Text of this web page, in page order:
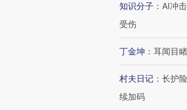
知识分子 ： AI冲
受伤
丁金坤 ： 耳闻目
村夫日记 ： 长护
续加码